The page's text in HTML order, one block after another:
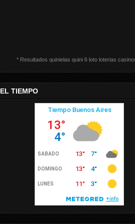
* Resultados quinielas quini 6 loto loterias
EL TIEMPO